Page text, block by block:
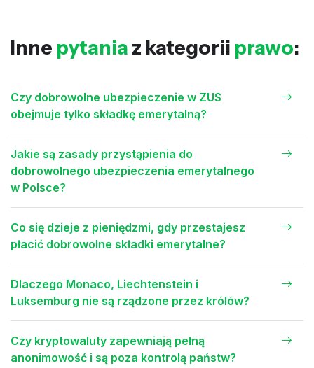
Inne pytania z kategorii prawo:
Czy dobrowolne ubezpieczenie w ZUS
obejmuje tylko składkę emerytalną?
Jakie są zasady przystąpienia do
dobrowolnego ubezpieczenia emerytalnego
w Polsce?
Co się dzieje z pieniędzmi, gdy przestajesz
płacić dobrowolne składki emerytalne?
Dlaczego Monaco, Liechtenstein i
Luksemburg nie są rządzone przez królów?
Czy kryptowaluty zapewniają pełną
anonimowość i są poza kontrolą państw?